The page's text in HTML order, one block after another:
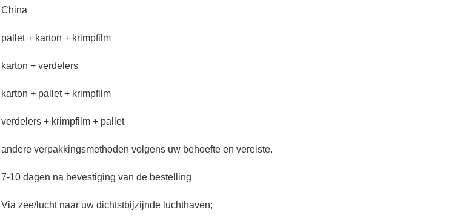
China
pallet + karton + krimpfilm
karton + verdelers
karton + pallet + krimpfilm
verdelers + krimpfilm + pallet
andere verpakkingsmethoden volgens uw behoefte en vereiste.
7-10 dagen na bevestiging van de bestelling
Via zee/lucht naar uw dichtstbijzijnde luchthaven;